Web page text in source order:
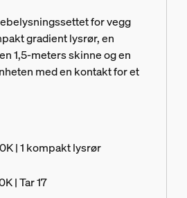
for vegg
gradient lysrør, en
1,5-meters skinne og en
med en kontakt for et
| 1 kompakt lysrør
| Tar 17